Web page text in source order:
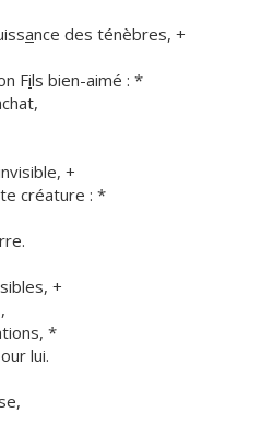
ance des ténèbres, +
Fils bien-aimé : *
+
te créature : *
+
*
lui.